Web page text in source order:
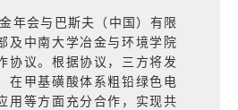
年会与巴斯夫（中国）有限
及中南大学冶金与环境学院
协议。根据协议，三方将发
在甲基磺酸体系粗铅绿色电
用等方面充分合作，实现共